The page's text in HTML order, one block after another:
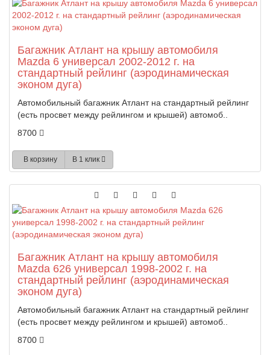
Багажник Атлант на крышу автомобиля
Mazda 6 универсал 2002-2012 г. на
стандартный рейлинг (аэродинамическая
эконом дуга)
Автомобильный багажник Атлант на стандартный рейлинг
(есть просвет между рейлингом и крышей) автомоб..
8700
В корзину В 1 клик
Багажник Атлант на крышу автомобиля
Mazda 626 универсал 1998-2002 г. на
стандартный рейлинг (аэродинамическая
эконом дуга)
Автомобильный багажник Атлант на стандартный рейлинг
(есть просвет между рейлингом и крышей) автомоб..
8700